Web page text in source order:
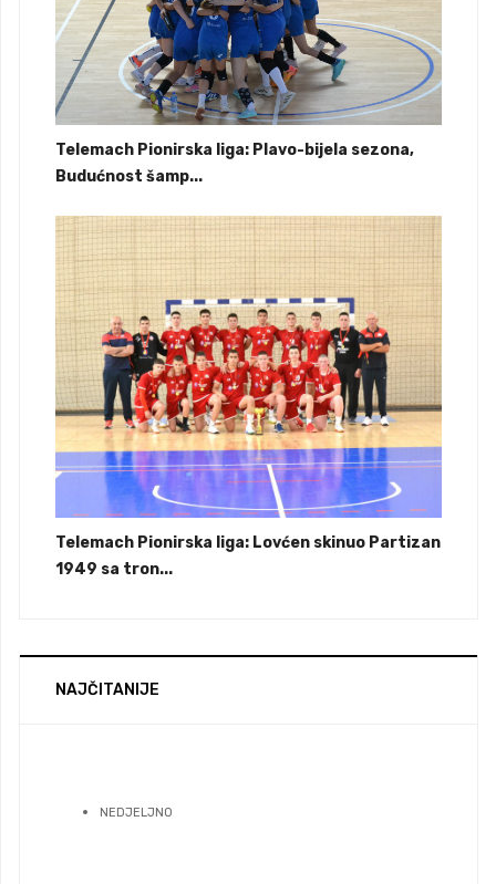
Telemach Pionirska liga: Plavo-bijela sezona,
Budućnost šamp...
Telemach Pionirska liga: Lovćen skinuo Partizan
1949 sa tron...
NAJČITANIJE
NEDJELJNO